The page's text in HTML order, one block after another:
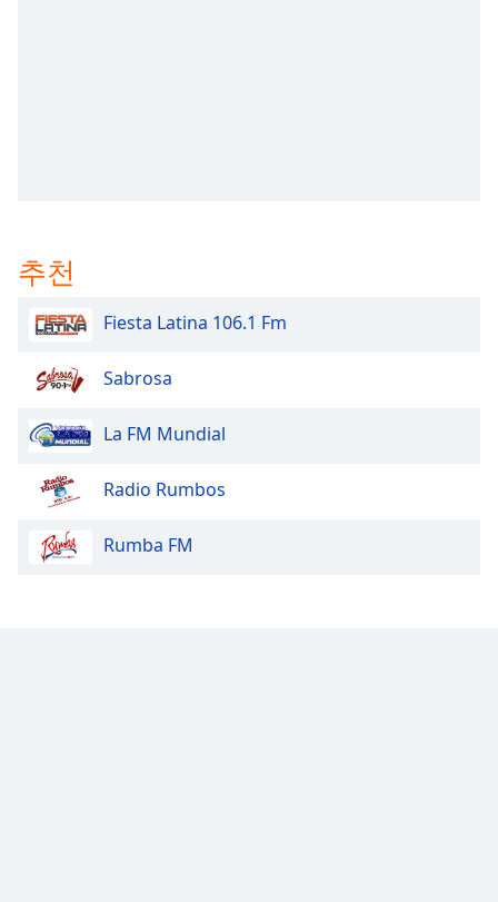
Picture
Fullscreen
modal
dialog
window.
Escape
추천
Fiesta Latina 106.1 Fm
Sabrosa
La FM Mundial
Radio Rumbos
Rumba FM